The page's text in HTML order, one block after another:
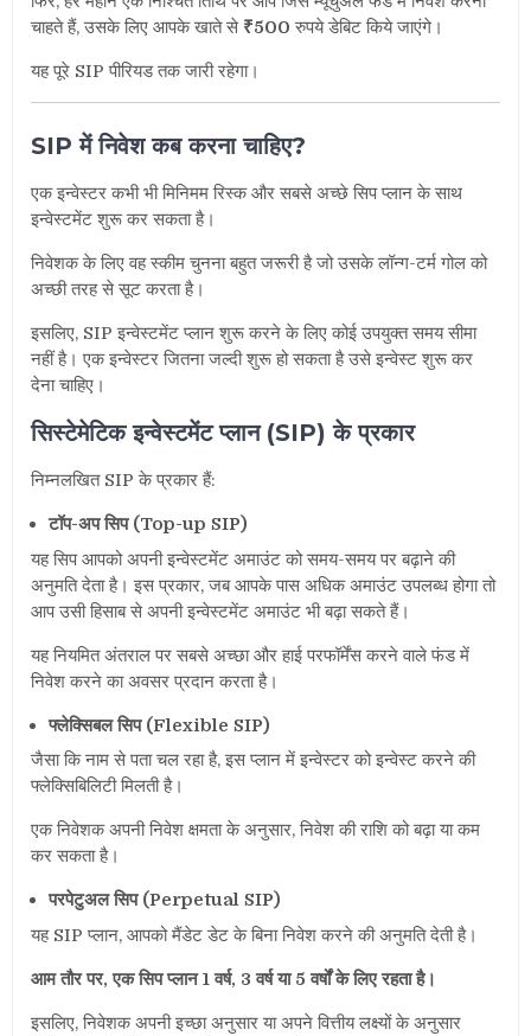
चाहते हैं, उसके लिए आपके खाते से ₹500रुपये डेबिट किये जाएंगे।
यह पूरे SIPपीरियडतक जारी रहेगा।
SIP में निवेश कब करना चाहिए?
एक इन्वेस्टर कभी भी मिनिमम रिस्क और सबसे अच्छे सिप प्लान के साथ
इन्वेस्टमेंट शुरू कर सकता है।
निवेशक के लिए वह स्कीम चुनना बहुत जरूरी है जो उसके लॉन्ग-टर्म गोल को
अच्छी तरह से सूट करता है।
इसलिए, SIP इन्वेस्टमेंट प्लान शुरू करने के लिए कोई उपयुक्त समय सीमा
नहीं है। एक इन्वेस्टर जितना जल्दी शुरू हो सकता है उसे इन्वेस्ट शुरू कर
देना चाहिए।
सिस्टेमेटिक इन्वेस्टमेंट प्लान (SIP) के प्रकार
निम्नलखित SIP के प्रकार हैं:
टॉप-अप सिप (Top-up SIP)
यह सिप आपको अपनी इन्वेस्टमेंट अमाउंट को समय-समय पर बढ़ाने की
अनुमति देता है। इस प्रकार, जब आपके पास अधिक अमाउंट उपलब्ध होगा तो
आप उसी हिसाब से अपनी इन्वेस्टमेंट अमाउंट भी बढ़ा सकते हैं।
यह नियमित अंतराल पर सबसे अच्छा और हाई परफॉर्मेंस करने वाले फंड में
निवेश करने का अवसर प्रदान करता है।
फ्लेक्सिबल सिप (Flexible SIP)
जैसा कि नाम से पता चल रहा है, इस प्लान में इन्वेस्टर को इन्वेस्ट करने की
फ्लेक्सिबिलिटी मिलती है।
एक निवेशक अपनी निवेश क्षमता के अनुसार, निवेश की राशि को बढ़ा या कम
कर सकता है।
परपेटुअल सिप (Perpetual SIP)
यह SIP प्लान, आपको मैंडेट डेट के बिना निवेश करने की अनुमति देती है।
आम तौर पर, एक सिप प्लान 1 वर्ष, 3 वर्ष या 5 वर्षों के लिए रहता है।
इसलिए, निवेशक अपनी इच्छा अनुसार या अपने वित्तीय लक्ष्यों के अनुसार